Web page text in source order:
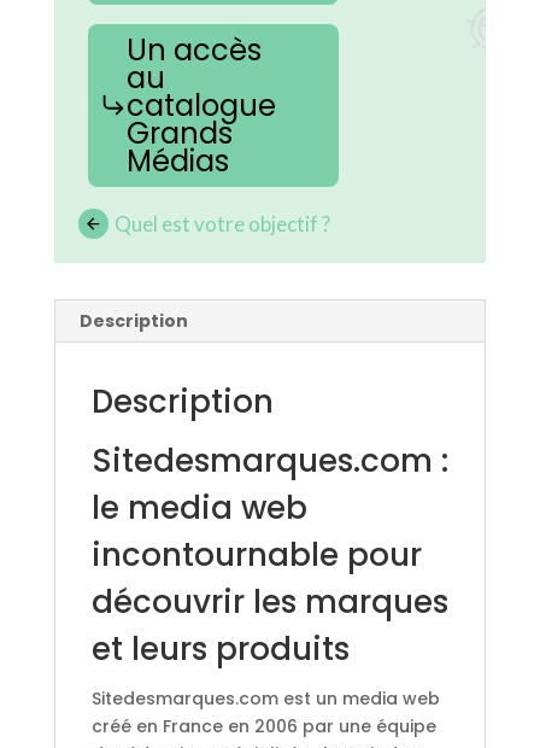
Un accès
au
catalogue
Grands
Médias
Quel est votre objectif ?
Description
Description
Sitedesmarques.com :
le media web
incontournable pour
découvrir les marques
et leurs produits
Sitedesmarques.com est un media web
créé en France en 2006 par une équipe